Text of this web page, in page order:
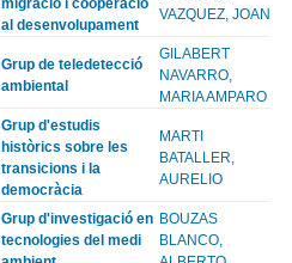
al desenvolupament
VAZQUEZ, JOAN
Grup de teledetecció
ambiental
GILABERT
NAVARRO,
MARIA AMPARO
Grup d'estudis
històrics sobre les
transicions i la
democràcia
MARTI
BATALLER,
AURELIO
Grup d'investigació en
tecnologies del medi
BOUZAS
BLANCO,